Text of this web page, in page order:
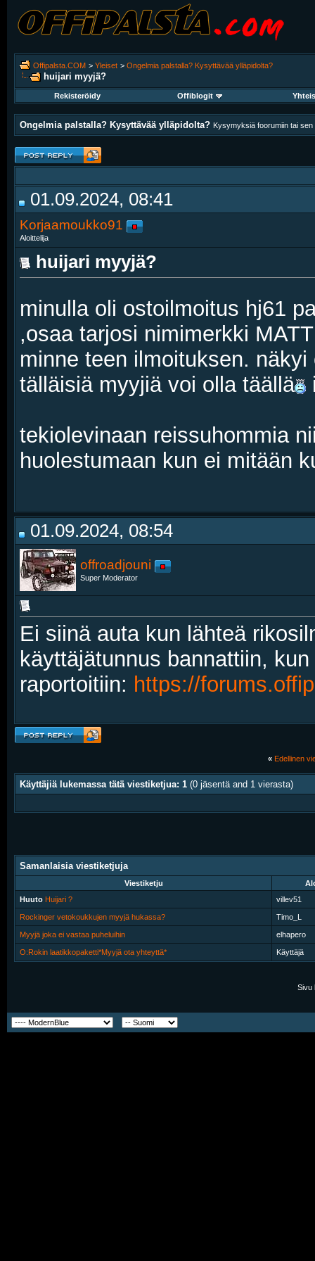
Offipalsta.COM > Yleiset > Ongelmia palstalla? Kysyttävää ylläpidolta?
huijari myyjä?
Rekisteröidy Offiblogit
Ongelmia palstalla? Kysyttävää ylläpidolta? Kysymyksiä foorumiin tai
01.09.2024, 08:41
Korjaamoukko91
Aloittelija
huijari myyjä?
minulla oli ostoilmoitus hj61
,osaa tarjosi nimimerkki
minne teen ilmoituksen.
tälläisiä myyjiä voi olla täällä
tekiolevinaan reissuhommia
huolestumaan kun ei mitään
01.09.2024, 08:54
offroadjouni
Super Moderator
Ei siinä auta kun lähteä
käyttäjätunnus bannattiin,
raportoitiin: https://
« Edellinen
Käyttäjiä lukemassa tätä viestiketjua: 1 (0 jäsentä and 1 vierasta)
Samanlaisia viestiketjuja
Viestiketju
Huuto Huijari ? villev51
Rockinger vetokoukkujen myyjä hukassa? Timo_L
Myyjä joka ei vastaa puheluihin elhapero
O:Rokin laatikkopaketti*Myyjä ota yhteyttä* Käyttäjä
Sivu